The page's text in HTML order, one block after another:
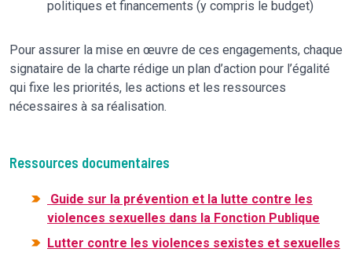
politiques et financements (y compris le budget)
Pour assurer la mise en œuvre de ces engagements, chaque
signataire de la charte rédige un plan d’action pour l’égalité
qui fixe les priorités, les actions et les ressources
nécessaires à sa réalisation.
Ressources documentaires
Guide sur la prévention et la lutte contre les
violences sexuelles dans la Fonction Publique
Lutter contre les violences sexistes et sexuelles